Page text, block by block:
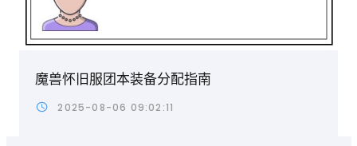
魔兽怀旧服团本装备分配指南
2025-08-06 09:02:11